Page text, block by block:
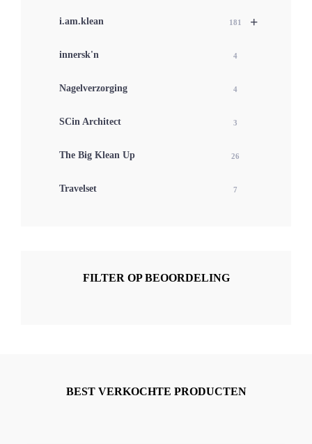
+
i.am.klean 181
innersk'n 4
Nagelverzorging 4
SCin Architect 3
The Big Klean Up 26
Travelset 7
FILTER OP BEOORDELING
BEST VERKOCHTE PRODUCTEN